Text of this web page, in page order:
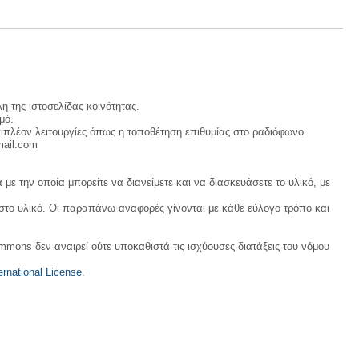
ιστοσελίδας-κοινότητας.
λειτουργίες όπως η τοποθέτηση επιθυμίας στο ραδιόφωνο.
οποία μπορείτε να διανείμετε και να διασκευάσετε το υλικό, με
υλικό. Οι παραπάνω αναφορές γίνονται με κάθε εύλογο τρόπο και
δεν αναιρεί ούτε υποκαθιστά τις ισχύουσες διατάξεις του νόμου
License.